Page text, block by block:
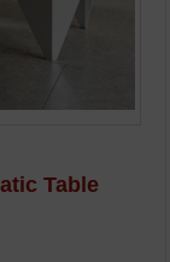
Table